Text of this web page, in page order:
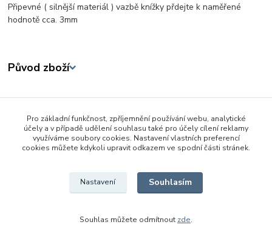
Připevné ( silnější materiál ) vazbě knížky přdejte k naměřené
hodnotě cca. 3mm
Původ zboží
Zboží zařazeno v kategoriích
Škola a kancelář
Školní a výtvarné potřeby
Pro základní funkčnost, zpříjemnění používání webu, analytické
účely a v případě udělení souhlasu také pro účely cílení reklamy
využíváme soubory cookies. Nastavení vlastních preferencí
cookies můžete kdykoli upravit odkazem ve spodní části stránek.
Nastavení Souhlasím
Souhlas můžete odmítnout zde.